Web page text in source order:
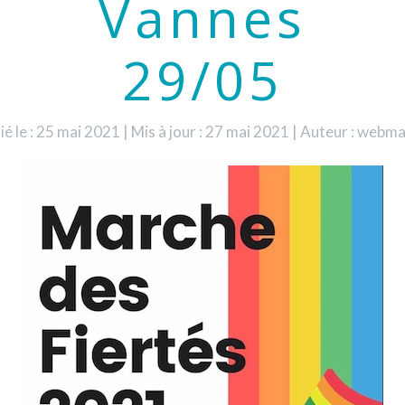
Vannes
29/05
le : 25 mai 2021 | Mis à jour : 27 mai 2021 | Auteur :